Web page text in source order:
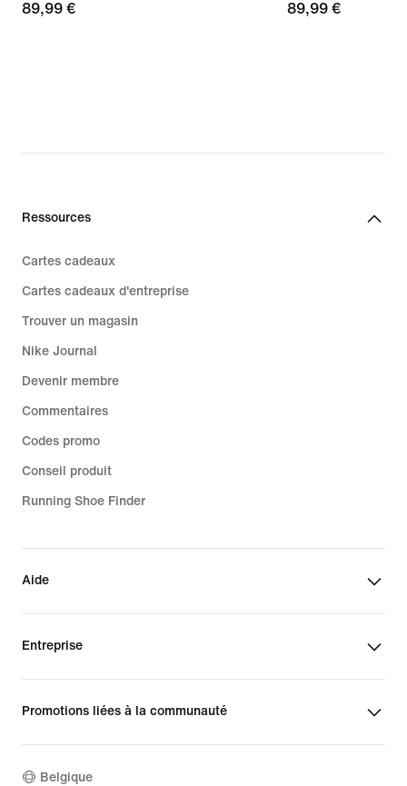
89,99 €
89,99 €
89,99 €
89,99 €
Ressources
Cartes cadeaux
Cartes cadeaux d'entreprise
Trouver un magasin
Nike Journal
Devenir membre
Commentaires
Codes promo
Conseil produit
Running Shoe Finder
Aide
Entreprise
Promotions liées à la communauté
Belgique